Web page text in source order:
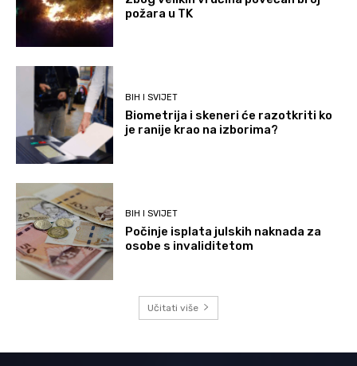
požara u TK
BIH I SVIJET
Biometrija i skeneri će razotkriti ko
je ranije krao na izborima?
BIH I SVIJET
Počinje isplata julskih naknada za
osobe s invaliditetom
Učitati više